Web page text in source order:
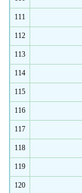
111
112
113
114
115
116
117
118
119
120